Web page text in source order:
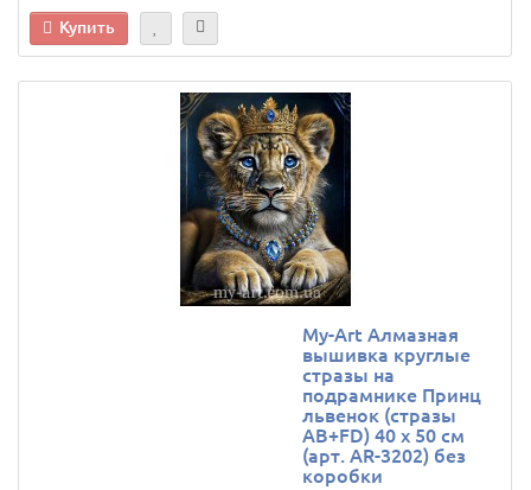
Купить
My-Art Алмазная
вышивка круглые
стразы на
подрамнике Принц
львенок (стразы
AB+FD) 40 х 50 см
(арт. AR-3202) без
коробки